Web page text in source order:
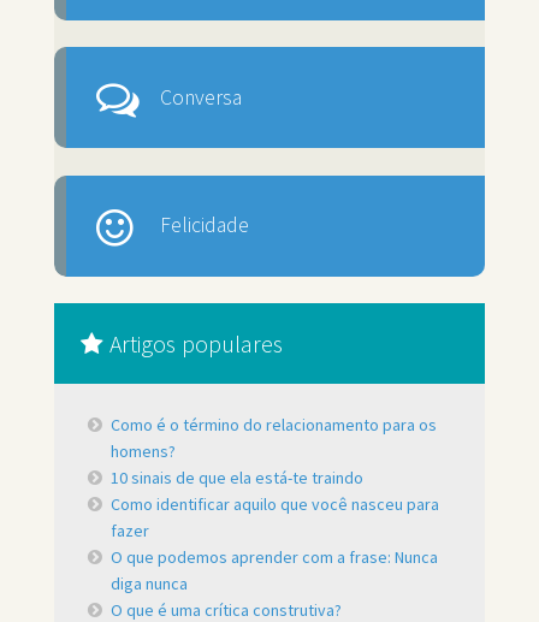
Conversa
Felicidade
Artigos populares
Como é o término do relacionamento para os
homens?
10 sinais de que ela está-te traindo
Como identificar aquilo que você nasceu para
fazer
O que podemos aprender com a frase: Nunca
diga nunca
O que é uma crítica construtiva?